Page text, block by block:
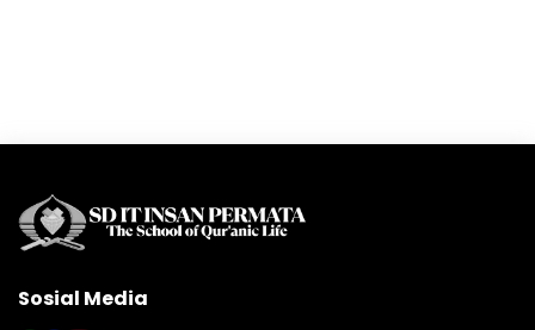
Sosial Media